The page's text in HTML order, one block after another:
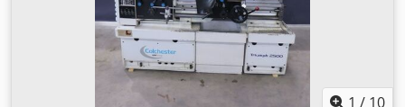
1 / 10